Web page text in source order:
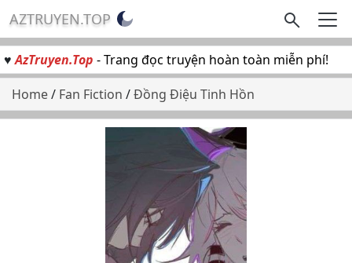
AZTRUYEN.TOP
♥AzTruyen.Top - Trang đọc truyện hoàn toàn miễn phí!
Home/ Fan Fiction /Đồng Điệu Tinh Hồn